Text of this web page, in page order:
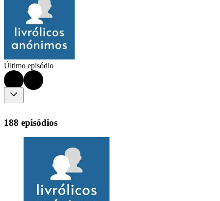
Último episódio
188 episódios